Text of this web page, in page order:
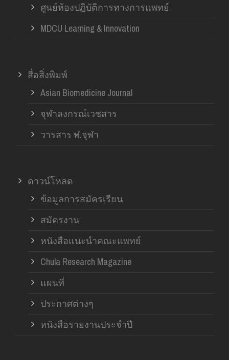
ศูนย์ห้องปฏิบัติการทางการแพทย์
MDCU Learning & Innovation
สื่อสิ่งพิมพ์
Asian Biomedicine Journal
จุฬาลงกรณ์เวชสาร
วารสาร ฬ.จุฬา
ดาวน์โหลด
ข้อมูลการสมัครเรียน
สมัครงาน
หนังสือแนะนำคณะแพทย์
Chula Research Magazine
แผนที่
ประกาศต่างๆ
หนังสือรายงานประจำปี